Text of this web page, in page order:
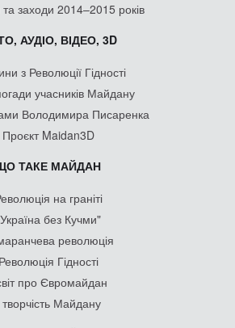
та заходи 2014–2015 років
АУДІО, ВІДЕО, 3D
з Революції Гідності
учасників Майдану
Володимира Писаренка
Проєкт Maidan3D
ТАКЕ МАЙДАН
на граніті
без Кучми"
революція
Революція Гідності
про Євромайдан
Майдану